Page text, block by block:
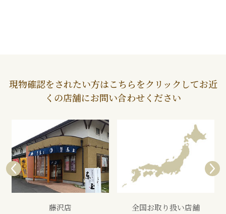
現物確認をされたい方はこちらをクリックしてお近
くの店舗にお問い合わせください
全国お取り扱い店舗 展示会